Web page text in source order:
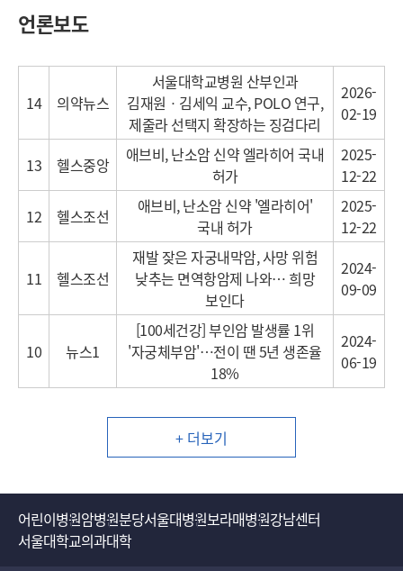
언론보도
14 의약뉴스
서울대학교병원 산부인과
김재원ㆍ김세익 교수, POLO 연구,
제줄라 선택지 확장하는 징검다리
2026-
02-19
13 헬스중앙
애브비, 난소암 신약 엘라히어 국내
허가
2025-
12-22
12
헬스조선
애브비, 난소암 신약 '엘라히어'
국내 허가
2025-
12-22
11 헬스조선
재발 잦은 자궁내막암, 사망 위험
낮추는 면역항암제 나와… 희망
보인다
2024-
09-09
10 뉴스1
[100세건강] 부인암 발생률 1위
'자궁체부암'…전이 땐 5년 생존율
18%
2024-
06-19
+ 더보기
어린이병원암병원분당서울대병원보라매병원강남센터
서울대학교의과대학